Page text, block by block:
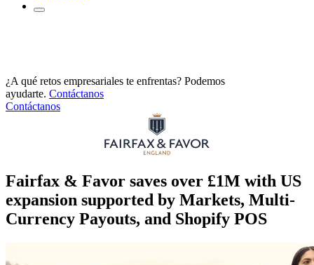
¿A qué retos empresariales te enfrentas? Podemos
ayudarte. Contáctanos
Contáctanos
Fairfax & Favor saves over £1M with US
expansion supported by Markets, Multi-
Currency Payouts, and Shopify POS